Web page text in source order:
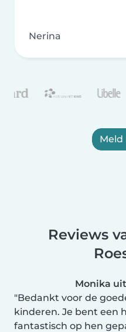
Nerina
Meld
Reviews
Monika
Bedankt voor de
kinderen. Je bent een
fantastisch op hen